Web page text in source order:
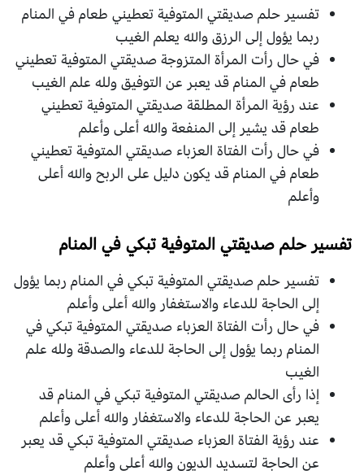
تفسير حلم صديقتي المتوفية تعطيني طعام في المنام
ربما يؤول إلى الرزق والله يعلم الغيب
في حال رأت المرأة المتزوجة صديقتي المتوفية تعطيني
طعام في المنام قد يعبر عن التوفيق ولله علم الغيب
عند رؤية المرأة المطلقة صديقتي المتوفية تعطيني
طعام قد يشير إلى المنفعة والله أعلى وأعلم
في حال رأت الفتاة العزباء صديقتي المتوفية تعطيني
طعام في المنام قد يكون دليل على الربح والله أعلى
وأعلم
تفسير حلم صديقتي المتوفية تبكي في المنام
تفسير حلم صديقتي المتوفية تبكي في المنام ربما يؤول
إلى الحاجة للدعاء والاستغفار والله أعلى وأعلم
في حال رأت الفتاة العزباء صديقتي المتوفية تبكي في
المنام ربما يؤول إلى الحاجة للدعاء والصدقة ولله علم
الغيب
إذا رأى الحالم صديقتي المتوفية تبكي في المنام قد
يعبر عن الحاجة للدعاء والاستغفار والله أعلى وأعلم
عند رؤية الفتاة العزباء صديقتي المتوفية تبكي قد يعبر
عن الحاجة لتسديد الديون والله أعلى وأعلم